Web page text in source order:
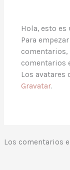
Hola, esto
Para
comentarios
Los avatares
Gravatar.
Los comentarios